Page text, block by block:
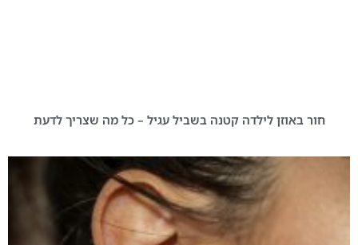
חור באוזן לילדה קטנה בשביל עגיל – כל מה שצריך לדעת